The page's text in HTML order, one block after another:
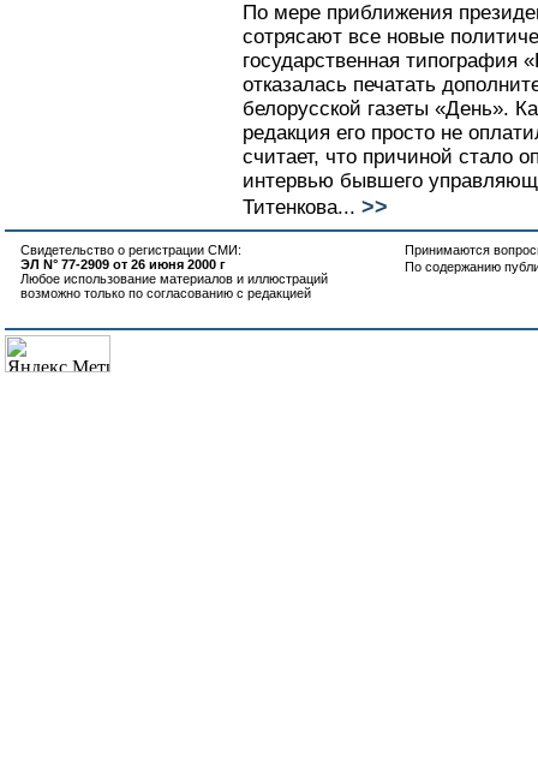
По мере приближения
сотрясают все новые
государственная типография
отказалась печатать
белорусской газеты «День».
редакция его просто не
считает, что причиной стало
интервью бывшего
Титенкова... >>
Свидетельство о регистрации СМИ:
ЭЛ N° 77-2909 от 26 июня 2000 г
Любое использование материалов и иллюстраций
возможно только по согласованию с редакцией
Принимаются
По содержанию